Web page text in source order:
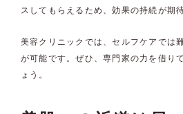
スしてもらえるため、効果の持続が期
美容クリニックでは、セルフケアでは
が可能です。ぜひ、専門家の力を借り
ょう。